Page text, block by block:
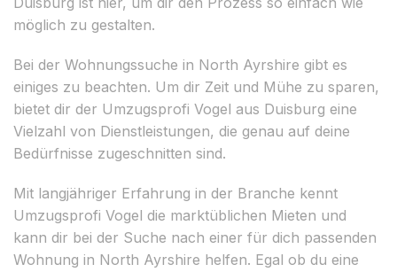
möglich zu gestalten.
Bei der Wohnungssuche in North Ayrshire gibt es
einiges zu beachten. Um dir Zeit und Mühe zu sparen,
bietet dir der Umzugsprofi Vogel aus Duisburg eine
Vielzahl von Dienstleistungen, die genau auf deine
Bedürfnisse zugeschnitten sind.
Mit langjähriger Erfahrung in der Branche kennt
Umzugsprofi Vogel die marktüblichen Mieten und
kann dir bei der Suche nach einer für dich passenden
Wohnung in North Ayrshire helfen. Egal ob du eine